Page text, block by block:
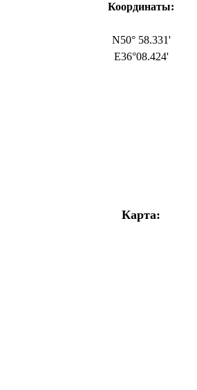
Координаты:
N50° 58.331'
E36°08.424'
Карта: